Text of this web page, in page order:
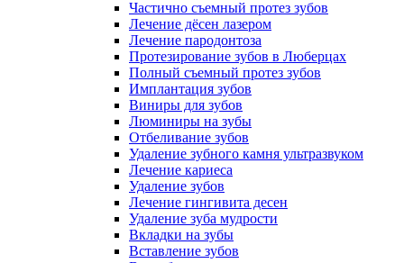
Частично съемный протез зубов
Лечение дёсен лазером
Лечение пародонтоза
Протезирование зубов в Люберцах
Полный съемный протез зубов
Имплантация зубов
Виниры для зубов
Люминиры на зубы
Отбеливание зубов
Удаление зубного камня ультразвуком
Лечение кариеса
Удаление зубов
Лечение гингивита десен
Удаление зуба мудрости
Вкладки на зубы
Вставление зубов